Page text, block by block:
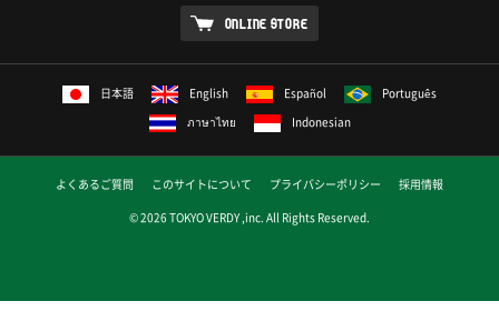
ONLINE STORE
日本語 English Español
Português
ภาษาไทย
Indonesian
よくあるご質問 このサイトについて プライバシーポリシー
採用情報
© 2026 TOKYO VERDY ,inc. All Rights Reserved.